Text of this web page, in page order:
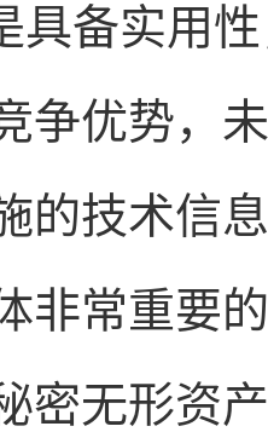
具备实用
争优势，
的技术信
非常重要
密无形资